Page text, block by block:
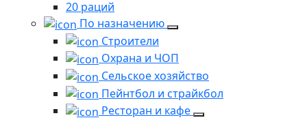
20 раций
По назначению
Строители
Охрана и ЧОП
Сельское хозяйство
Пейнтбол и страйкбол
Ресторан и кафе